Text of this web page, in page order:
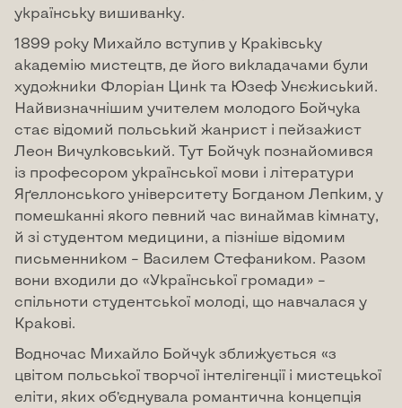
українську вишиванку.
1899 року Михайло вступив у Краківську
академію мистецтв, де його викладачами були
художники Флоріан Цинк та Юзеф Унєжиський.
Найвизначнішим учителем молодого Бойчука
стає відомий польський жанрист і пейзажист
Леон Вичулковський. Тут Бойчук познайомився
із професором української мови і літератури
Яґеллонського університету Богданом Лепким, у
помешканні якого певний час винаймав кімнату,
й зі студентом медицини, а пізніше відомим
письменником – Василем Стефаником. Разом
вони входили до «Української громади» –
спільноти студентської молоді, що навчалася у
Кракові.
Водночас Михайло Бойчук зближується «з
цвітом польської творчої інтелігенції і мистецької
еліти, яких об’єднувала романтична концепція